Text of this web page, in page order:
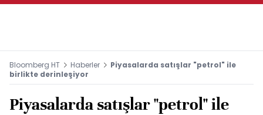
Bloomberg HT Haberler
Piyasalarda satışlar "petrol" ile
birlikte derinleşiyor
Piyasalarda satışlar "petrol" ile